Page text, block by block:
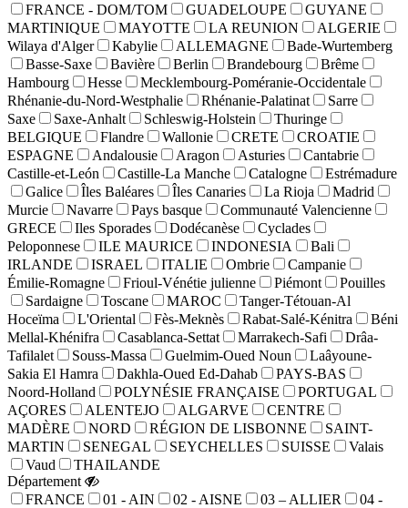
FRANCE - DOM/TOM
GUADELOUPE
GUYANE
MARTINIQUE
MAYOTTE LA REUNION
ALGERIE
Wilaya d'Alger
Kabylie ALLEMAGNE
Bade-Wurtemberg
Basse-Saxe
Bavière Berlin Brandebourg
Brême
Hambourg
Hesse
Mecklembourg-Poméranie-Occidentale
Rhénanie-du-Nord-Westphalie
Rhénanie-Palatinat
Sarre
Saxe
Saxe-Anhalt Schleswig-Holstein
Thuringe
BELGIQUE
Flandre Wallonie CRETE
CROATIE
ESPAGNE
Andalousie Aragon Asturies
Cantabrie
Castille-et-León
Castille-La Manche Catalogne
Estrémadure
Galice
Îles Baléares Îles Canaries La Rioja
Madrid
Murcie
Navarre Pays basque
Communauté Valencienne
GRECE
Iles Sporades Dodécanèse
Cyclades
Peloponnese
ILE MAURICE INDONESIA
Bali
IRLANDE
ISRAEL ITALIE Ombrie
Campanie
Émilie-Romagne
Frioul-Vénétie julienne Piémont
Pouilles
Sardaigne
Toscane MAROC
Tanger-Tétouan-Al
Hoceïma
L'Oriental Fès-Meknès Rabat-Salé-Kénitra
Béni
Mellal-Khénifra
Casablanca-Settat Marrakech-Safi
Drâa-
Tafilalet
Souss-Massa Guelmim-Oued Noun
Laâyoune-
Sakia El Hamra
Dakhla-Oued Ed-Dahab
PAYS-BAS
Noord-Holland
POLYNÉSIE FRANÇAISE
PORTUGAL
AÇORES
ALENTEJO ALGARVE
CENTRE
MADÈRE
NORD RÉGION DE LISBONNE
SAINT-
MARTIN
SENEGAL SEYCHELLES SUISSE
Valais
Vaud
THAILANDE
Département
FRANCE
01 - AIN 02 - AISNE 03 – ALLIER
04 -